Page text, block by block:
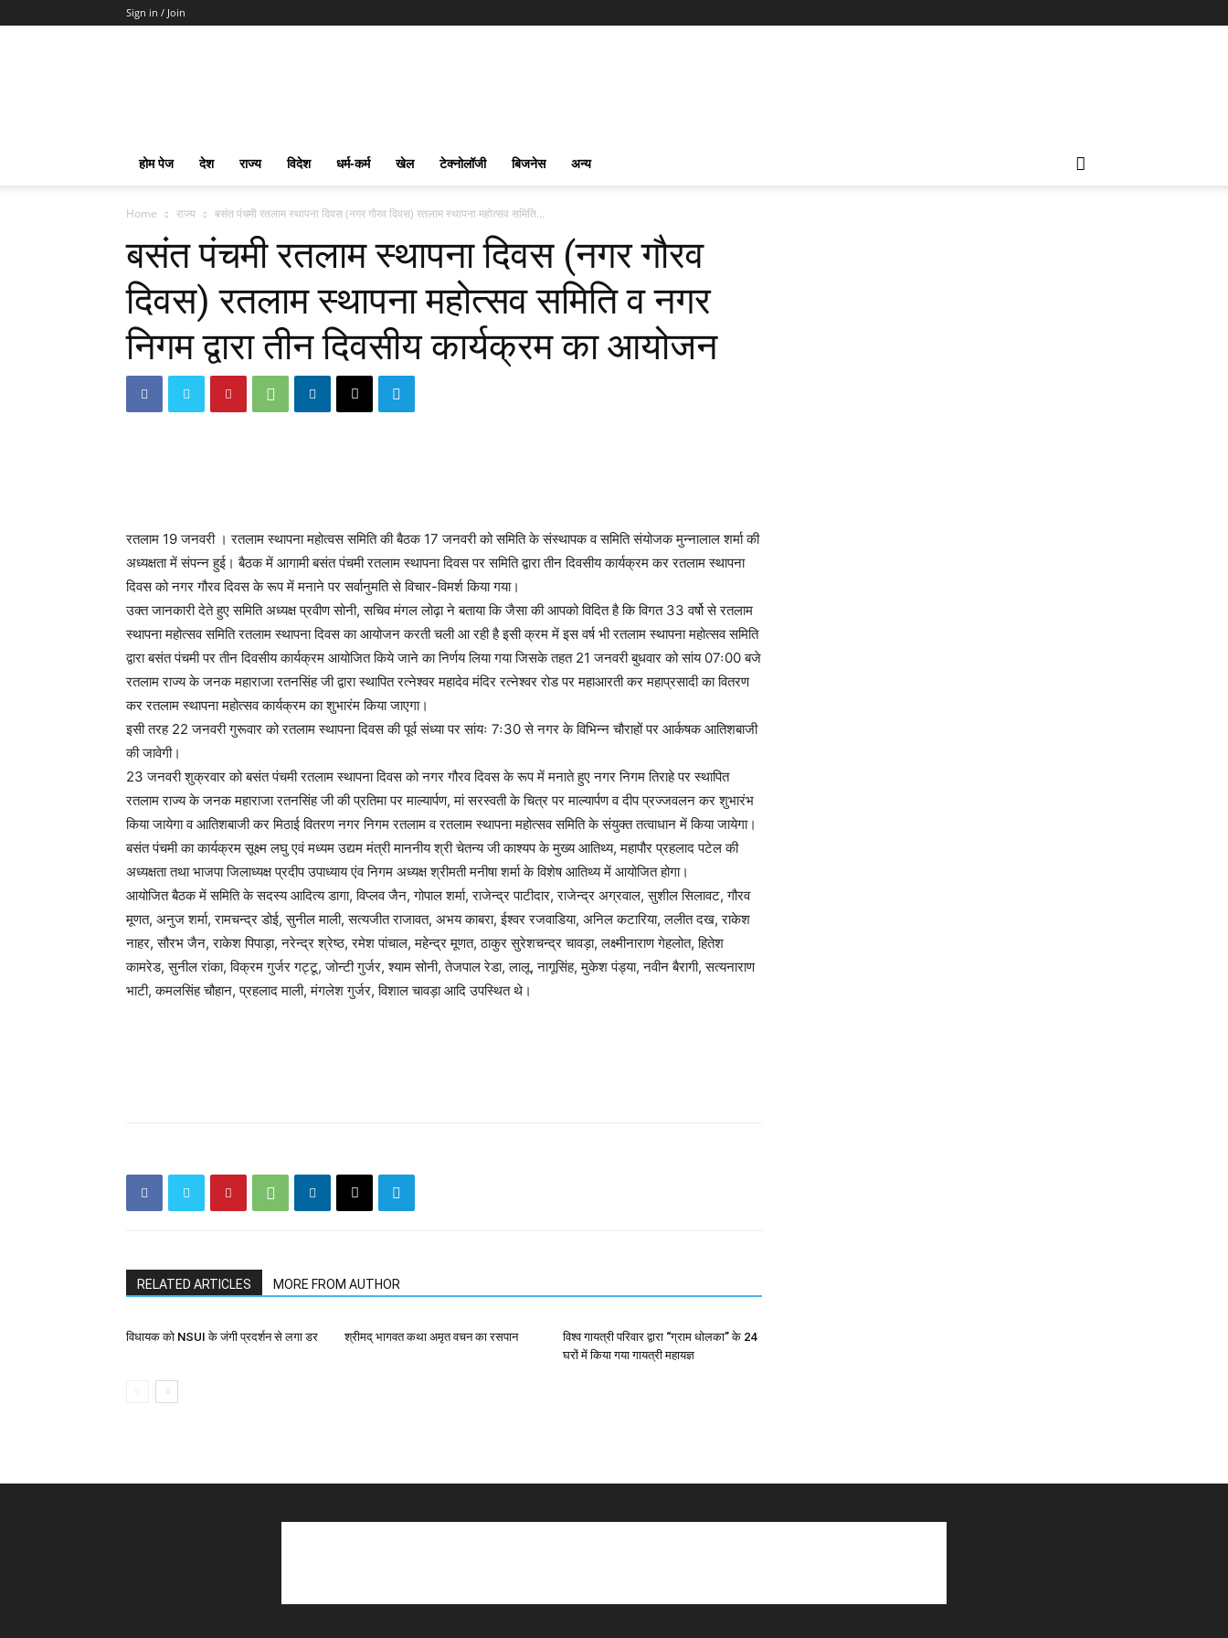
Sign in / Join
Toto
Slot
होम पेज देश राज्य विदेश धर्म-कर्म खेल टेक्नोलॉजी बिजनेस अन्य
Home राज्य बसंत पंचमी रतलाम स्थापना दिवस (नगर गौरव दिवस) रतलाम स्थापना महोत्सव समिति...
बसंत पंचमी रतलाम स्थापना दिवस (नगर गौरव
दिवस) रतलाम स्थापना महोत्सव समिति व नगर
निगम द्वारा तीन दिवसीय कार्यक्रम का आयोजन
रतलाम 19 जनवरी । रतलाम स्थापना महोत्वस समिति की बैठक 17 जनवरी को समिति के संस्थापक व समिति संयोजक मुन्नालाल शर्मा की
अध्यक्षता में संपन्न हुई। बैठक में आगामी बसंत पंचमी रतलाम स्थापना दिवस पर समिति द्वारा तीन दिवसीय कार्यक्रम कर रतलाम स्थापना
दिवस को नगर गौरव दिवस के रूप में मनाने पर सर्वानुमति से विचार-विमर्श किया गया।
उक्त जानकारी देते हुए समिति अध्यक्ष प्रवीण सोनी, सचिव मंगल लोढ़ा ने बताया कि जैसा की आपको विदित है कि विगत 33 वर्षो से रतलाम
स्थापना महोत्सव समिति रतलाम स्थापना दिवस का आयोजन करती चली आ रही है इसी क्रम में इस वर्ष भी रतलाम स्थापना महोत्सव समिति
द्वारा बसंत पंचमी पर तीन दिवसीय कार्यक्रम आयोजित किये जाने का निर्णय लिया गया जिसके तहत 21 जनवरी बुधवार को सांय 07ः00 बजे
रतलाम राज्य के जनक महाराजा रतनसिंह जी द्वारा स्थापित रत्नेश्वर महादेव मंदिर रत्नेश्वर रोड पर महाआरती कर महाप्रसादी का वितरण
कर रतलाम स्थापना महोत्सव कार्यक्रम का शुभारंम किया जाएगा।
इसी तरह 22 जनवरी गुरूवार को रतलाम स्थापना दिवस की पूर्व संध्या पर सांयः 7ः30 से नगर के विभिन्न चौराहों पर आर्कषक आतिशबाजी
की जावेगी।
23 जनवरी शुक्रवार को बसंत पंचमी रतलाम स्थापना दिवस को नगर गौरव दिवस के रूप में मनाते हुए नगर निगम तिराहे पर स्थापित
रतलाम राज्य के जनक महाराजा रतनसिंह जी की प्रतिमा पर माल्यार्पण, मां सरस्वती के चित्र पर माल्यार्पण व दीप प्रज्जवलन कर शुभारंभ
किया जायेगा व आतिशबाजी कर मिठाई वितरण नगर निगम रतलाम व रतलाम स्थापना महोत्सव समिति के संयुक्त तत्वाधान में किया जायेगा।
बसंत पंचमी का कार्यक्रम सूक्ष्म लघु एवं मध्यम उद्यम मंत्री माननीय श्री चेतन्य जी काश्यप के मुख्य आतिथ्य, महापौर प्रहलाद पटेल की
अध्यक्षता तथा भाजपा जिलाध्यक्ष प्रदीप उपाध्याय एंव निगम अध्यक्ष श्रीमती मनीषा शर्मा के विशेष आतिथ्य में आयोजित होगा।
आयोजित बैठक में समिति के सदस्य आदित्य डागा, विप्लव जैन, गोपाल शर्मा, राजेन्द्र पाटीदार, राजेन्द्र अग्रवाल, सुशील सिलावट, गौरव
मूणत, अनुज शर्मा, रामचन्द्र डोई, सुनील माली, सत्यजीत राजावत, अभय काबरा, ईश्वर रजवाडिया, अनिल कटारिया, ललीत दख, राकेश
नाहर, सौरभ जैन, राकेश पिपाड़ा, नरेन्द्र श्रेष्ठ, रमेश पांचाल, महेन्द्र मूणत, ठाकुर सुरेशचन्द्र चावड़ा, लक्ष्मीनाराण गेहलोत, हितेश
कामरेड, सुनील रांका, विक्रम गुर्जर गट्टू, जोन्टी गुर्जर, श्याम सोनी, तेजपाल रेडा, लालू, नागूसिंह, मुकेश पंड्या, नवीन बैरागी, सत्यनाराण
भाटी, कमलसिंह चौहान, प्रहलाद माली, मंगलेश गुर्जर, विशाल चावड़ा आदि उपस्थित थे।
RELATED ARTICLES MORE FROM AUTHOR
विधायक को NSUI के जंगी प्रदर्शन से लगा डर श्रीमद् भागवत कथा अमृत वचन का रसपान
विश्व गायत्री परिवार द्वारा “ग्राम धोलका” के 24
घरों में किया गया गायत्री महायज्ञ